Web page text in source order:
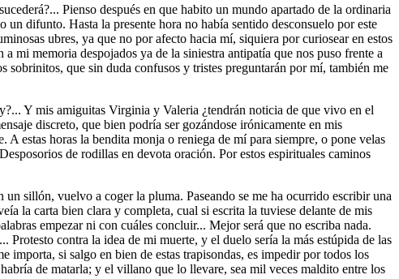
Pienso después en que habito un mundo apartado de la ordinaria
difunto. Hasta la presente hora no había sentido desconsuelo por este
ubres, ya que no por afecto hacia mí, siquiera por curiosear en estos
mi memoria despojados ya de la siniestra antipatía que nos puso frente a
que sin duda confusos y tristes preguntarán por mí, también me
Y mis amiguitas Virginia y Valeria ¿tendrán noticia de que vivo en el
discreto, que bien podría ser gozándose irónicamente en mis
estas horas la bendita monja o reniega de mí para siempre, o pone velas
de rodillas en devota oración. Por estos espirituales caminos
sillón, vuelvo a coger la pluma. Paseando se me ha ocurrido escribir una
la carta bien clara y completa, cual si escrita la tuviese delante de mis
empezar ni con cuáles concluir... Mejor será que no escriba nada.
Protesto contra la idea de mi muerte, y el duelo sería la más estúpida de las
importa, si salgo en bien de estas trapisondas, es impedir por todos los
de matarla; y el villano que lo llevare, sea mil veces maldito entre los